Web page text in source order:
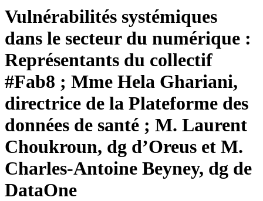
Vulnérabilités systémiques
dans le secteur du numérique :
Représentants du collectif
#Fab8 ; Mme Hela Ghariani,
directrice de la Plateforme des
données de santé ; M. Laurent
Choukroun, dg d’Oreus et M.
Charles-Antoine Beyney, dg de
DataOne